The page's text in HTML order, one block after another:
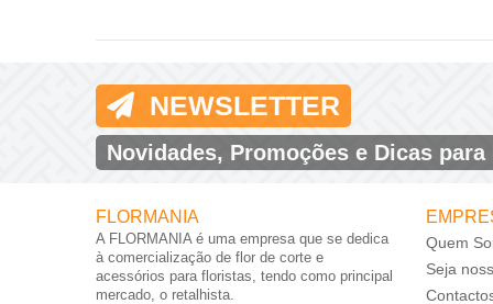
NEWSLETTER
Novidades, Promoções e Dicas para
FLORMANIA
A FLORMANIA é uma empresa que se dedica
à comercialização de flor de corte e
acessórios para floristas, tendo como principal
mercado, o retalhista.
Quem
Seja